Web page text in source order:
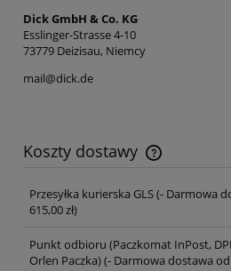
Dick GmbH & Co. KG
Esslinger-Strasse 4-10
73779 Deizisau, Niemcy
mail@dick.de
Koszty dostawy
Cena nie zawiera ewentualnych
Przesyłka kurierska GLS(- Darmowa
615,00 zł)
Punkt odbioru (Paczkomat InPost,
Orlen Paczka)(- Darmowa dostawa od